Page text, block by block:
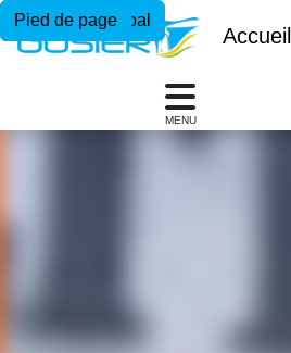
Menu principal
Contenu principal
Pied de page
Accueil
MENU